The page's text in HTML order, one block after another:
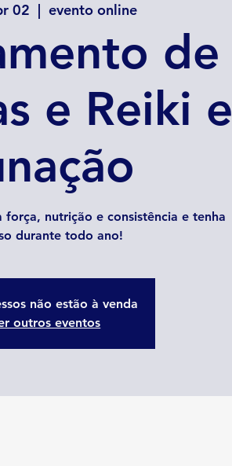
02
  |
evento online
de
e Reiki e
força, nutrição e consistência e tenha
durante todo ano!
não estão à venda
outros eventos